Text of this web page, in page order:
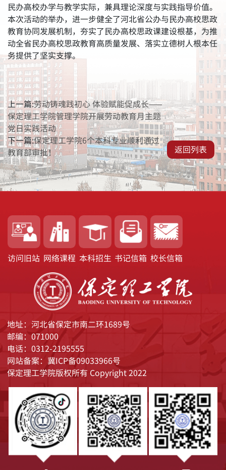
民办高校办学与教学实际，兼具理论深度与实践指导价值。
本次活动的举办，进一步健全了河北省公办与民办高校思政
教育协同发展机制，夯实了民办高校思政课建设根基，为推
动全省民办高校思政教育高质量发展、落实立德树人根本任
务提供了坚实支撑。
上一篇:劳动铸魂践初心 体验赋能促成长——
保定理工学院管理学院开展劳动教育月主题
党日实践活动
下一篇:保定理工学院6个本科专业顺利通过
教育部审批！
返回列表
访问旧站 网络课程 本科招生 书记信箱 校长信箱
地址：河北省保定市南二环1689号
邮编：071000
电话：0312-2195555
网站备案：冀ICP备09033966号
保定理工学院版权所有 Copyright 2022